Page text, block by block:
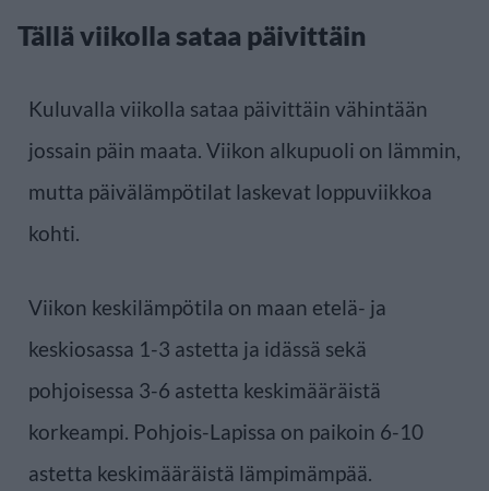
Tällä viikolla sataa päivittäin
Kuluvalla viikolla sataa päivittäin vähintään
jossain päin maata. Viikon alkupuoli on lämmin,
mutta päivälämpötilat laskevat loppuviikkoa
kohti.
Viikon keskilämpötila on maan etelä- ja
keskiosassa 1-3 astetta ja idässä sekä
pohjoisessa 3-6 astetta keskimääräistä
korkeampi. Pohjois-Lapissa on paikoin 6-10
astetta keskimääräistä lämpimämpää.